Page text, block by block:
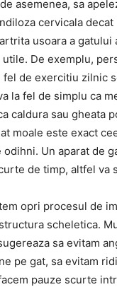
asemenea, sa
cervicala
usoara a
De exemplu,
fel de exercitiu zilnic
la fel de simplu ca
caldura sau gheata
moale este exact
odihni. Un aparat de
de timp, altfel va
opri procesul de
scheletica.
sa evitam
pe gat, sa evitam
pauze scurte